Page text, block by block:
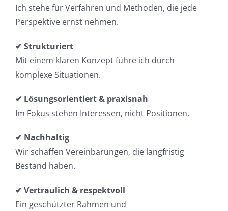
Ich stehe für Verfahren und Methoden, die jede
Perspektive ernst nehmen.
✔ Strukturiert
Mit einem klaren Konzept führe ich durch
komplexe Situationen.
✔ Lösungsorientiert & praxisnah
Im Fokus stehen Interessen, nicht Positionen.
✔ Nachhaltig
Wir schaffen Vereinbarungen, die langfristig
Bestand haben.
✔ Vertraulich & respektvoll
Ein geschützter Rahmen und